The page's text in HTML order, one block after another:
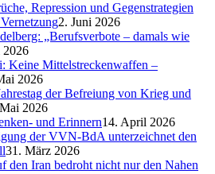
Repression und Gegenstrategien
2. Juni 2026
„Berufsverbote – damals wie
2026
Keine Mittelstreckenwaffen –
2026
der Befreiung von Krieg und
2026
und Erinnern14. April 2026
der VVN-BdA unterzeichnet den
31. März 2026
den Iran bedroht nicht nur den Nahen